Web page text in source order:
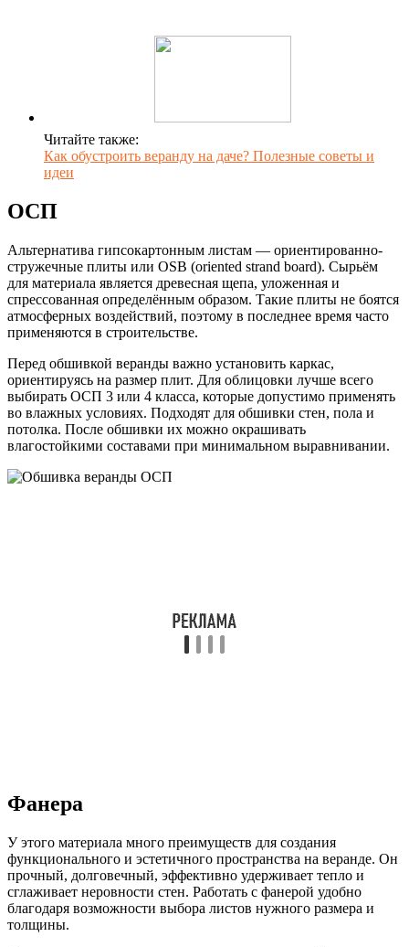
Читайте также:
Как обустроить веранду на даче? Полезные советы и
идеи
ОСП
Альтернатива гипсокартонным листам — ориентированно-
стружечные плиты или OSB (oriented strand board). Сырьём
для материала является древесная щепа, уложенная и
спрессованная определённым образом. Такие плиты не боятся
атмосферных воздействий, поэтому в последнее время часто
применяются в строительстве.
Перед обшивкой веранды важно установить каркас,
ориентируясь на размер плит. Для облицовки лучше всего
выбирать ОСП 3 или 4 класса, которые допустимо применять
во влажных условиях. Подходят для обшивки стен, пола и
потолка. После обшивки их можно окрашивать
влагостойкими составами при минимальном выравнивании.
Фанера
У этого материала много преимуществ для создания
функционального и эстетичного пространства на веранде. Он
прочный, долговечный, эффективно удерживает тепло и
сглаживает неровности стен. Работать с фанерой удобно
благодаря возможности выбора листов нужного размера и
толщины.